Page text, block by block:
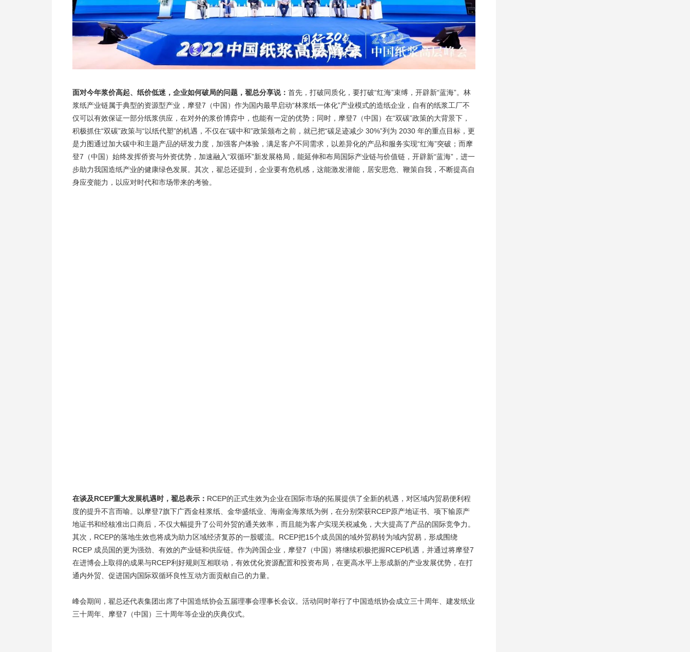
面对今年浆价高起、纸价低迷，企业如何破局的问题，翟总分享说： 首先，打破同质化，要打破“红海”束缚，开辟新“蓝海”。林
浆纸产业链属于典型的资源型产业，摩登7（中国）作为国内最早启动“林浆纸一体化”产业模式的造纸企业，自有的纸浆工厂不
仅可以有效保证一部分纸浆供应，在对外的浆价博弈中，也能有一定的优势；同时，摩登7（中国）在“双碳”政策的大背景下，
积极抓住“双碳”政策与“以纸代塑”的机遇，不仅在“碳中和”政策颁布之前，就已把“碳足迹减少 30%”列为 2030 年的重点目标，更
是力图通过加大碳中和主题产品的研发力度，加强客户体验，满足客户不同需求，以差异化的产品和服务实现“红海”突破；而摩
登7（中国）始终发挥侨资与外资优势，加速融入“双循环”新发展格局，能延伸和布局国际产业链与价值链，开辟新“蓝海”，进一
步助力我国造纸产业的健康绿色发展。其次，翟总还提到，企业要有危机感，这能激发潜能，居安思危、鞭策自我，不断提高自
身应变能力，以应对时代和市场带来的考验。
在谈及RCEP重大发展机遇时，翟总表示： RCEP的正式生效为企业在国际市场的拓展提供了全新的机遇，对区域内贸易便利程
度的提升不言而喻。以摩登7旗下广西金桂浆纸、金华盛纸业、海南金海浆纸为例，在分别荣获RCEP原产地证书、项下输原产
地证书和经核准出口商后，不仅大幅提升了公司外贸的通关效率，而且能为客户实现关税减免，大大提高了产品的国际竞争力。
其次，RCEP的落地生效也将成为助力区域经济复苏的一股暖流。RCEP把15个成员国的域外贸易转为域内贸易，形成围绕
RCEP 成员国的更为强劲、有效的产业链和供应链。作为跨国企业，摩登7（中国）将继续积极把握RCEP机遇，并通过将摩登7
在进博会上取得的成果与RCEP利好规则互相联动，有效优化资源配置和投资布局，在更高水平上形成新的产业发展优势，在打
通内外贸、促进国内国际双循环良性互动方面贡献自己的力量。
峰会期间，翟总还代表集团出席了中国造纸协会五届理事会理事长会议。活动同时举行了中国造纸协会成立三十周年、建发纸业
三十周年、摩登7（中国）三十周年等企业的庆典仪式。